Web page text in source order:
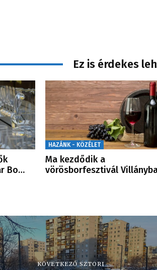
Ez is érdekes
Bo…
HAZÁNK - KÖZÉLET
Ma kezdődik a
vörösborfesztivál
KÖVETKEZŐ SZTORI